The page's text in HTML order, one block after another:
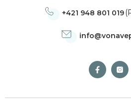
info@
+421 948 801 019